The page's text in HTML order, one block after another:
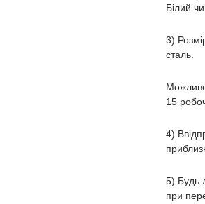
Білий
3)
сталь.
15
4)
5) Будь
при